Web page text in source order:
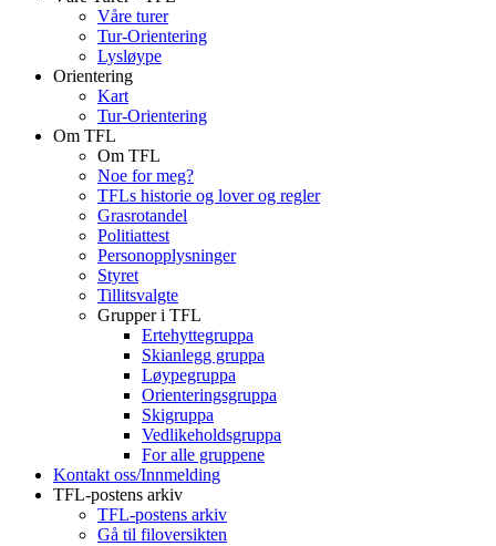
Våre turer
Tur-Orientering
Lysløype
Orientering
Kart
Tur-Orientering
Om TFL
Om TFL
Noe for meg?
TFLs historie og lover og regler
Grasrotandel
Politiattest
Personopplysninger
Styret
Tillitsvalgte
Grupper i TFL
Ertehyttegruppa
Skianlegg gruppa
Løypegruppa
Orienteringsgruppa
Skigruppa
Vedlikeholdsgruppa
For alle gruppene
Kontakt oss/Innmelding
TFL-postens arkiv
TFL-postens arkiv
Gå til filoversikten